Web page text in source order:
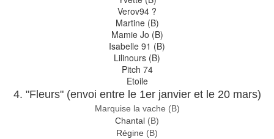
Verov94 ?
Martine (B)
Mamie Jo (B)
Isabelle 91 (B)
Lilinours (B)
Pitch 74
Etoile
4. "Fleurs" (envoi entre le 1er janvier et le 20 mars)
Marquise la vache (B)
Chantal (B)
Régine (B)